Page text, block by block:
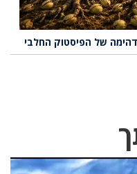
של הפיסטוק החלבי